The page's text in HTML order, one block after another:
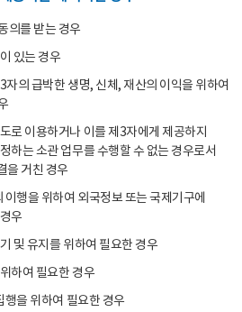
의를 받는 경우
있는 경우
자의 급박한 생명, 신체, 재산의 이익을 위하여
로 이용하거나 이를 제3자에게 제공하지
하는 소관 업무를 수행할 수 없는 경우로서
을 거친 경우
행을 위하여 외국정보 또는 국제기구에
우
및 유지를 위하여 필요한 경우
하여 필요한 경우
행을 위하여 필요한 경우